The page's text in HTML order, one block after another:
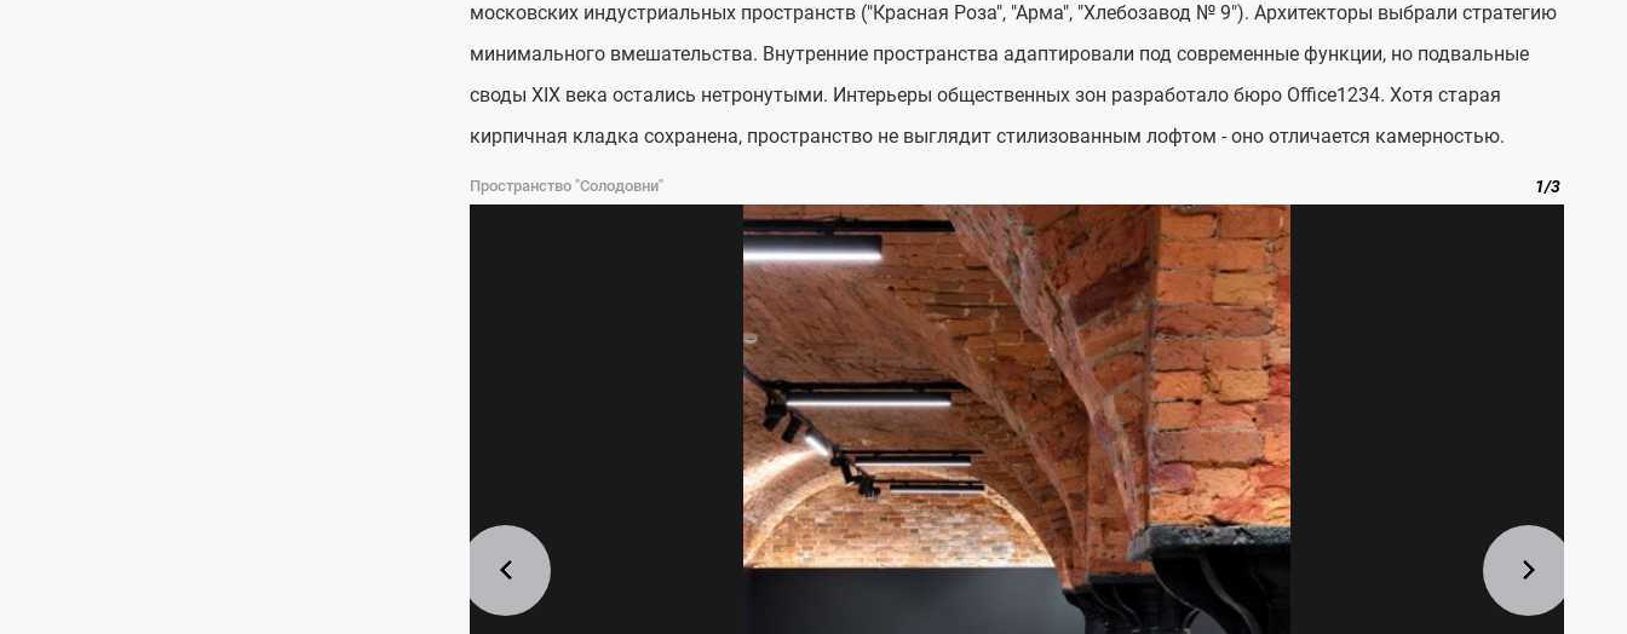
московских индустриальных пространств ("Красная Роза", "Арма", "Хлебозавод № 9"). Архитекторы выбрали стратегию
минимального вмешательства. Внутренние пространства адаптировали под современные функции, но подвальные
своды XIX века остались нетронутыми. Интерьеры общественных зон разработало бюро Office1234. Хотя старая
кирпичная кладка сохранена, пространство не выглядит стилизованным лофтом - оно отличается камерностью.
Пространство "Солодовни" 1/3